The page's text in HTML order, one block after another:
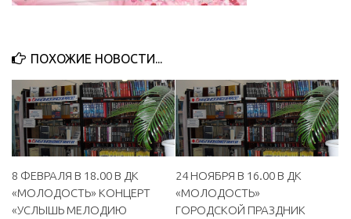
МБОУ ДО «Детская музыкальная школа»
МБУК «Централизованная библиотечная система»
ДК «Россия»
Афиша
Независимая оценка качества
Контакты
ПОХОЖИЕ НОВОСТИ...
8 ФЕВРАЛЯ В 18.00 В ДК
«МОЛОДОСТЬ» КОНЦЕРТ
«УСЛЫШЬ МЕЛОДИЮ
24 НОЯБРЯ В 16.00 В ДК
«МОЛОДОСТЬ»
ГОРОДСКОЙ ПРАЗДНИК